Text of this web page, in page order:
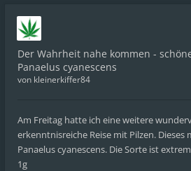
Der Wahrheit nahe kommen -
Panaelus cyanescens
von kleinerkiffer84
Am Freitag hatte ich eine weitere
erkenntnisreiche Reise mit Pilzen. Dieses
Panaelus cyanescens. Die Sorte ist
1g